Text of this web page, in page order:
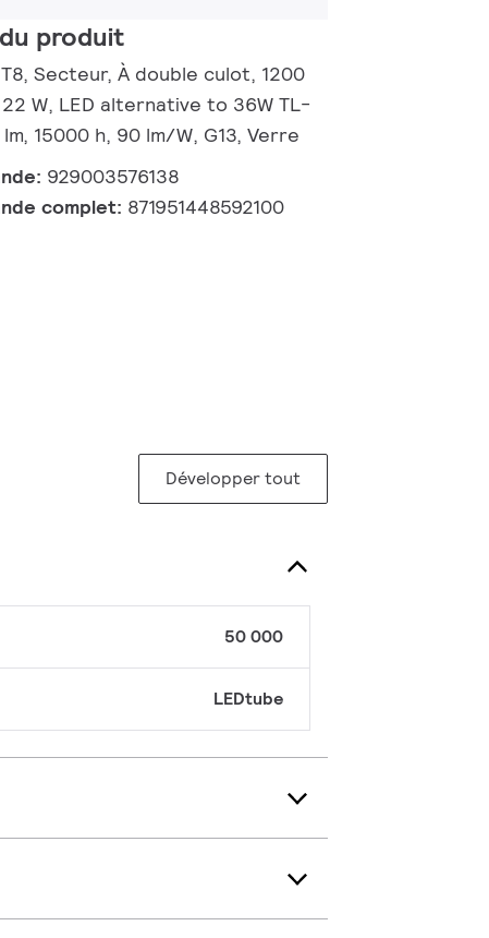
produit
Secteur, À double culot, 1200
W, LED alternative to 36W TL-
15000 h, 90 lm/W, G13, Verre
929003576138
complet: 871951448592100
Développer tout
50 000
LEDtube